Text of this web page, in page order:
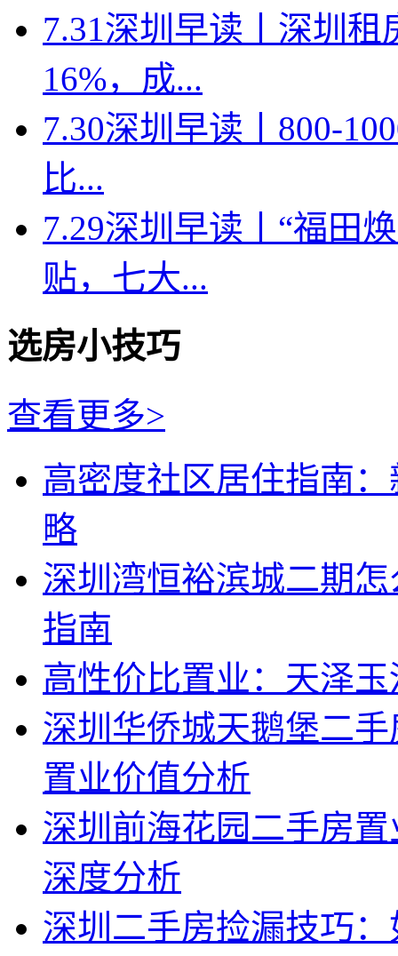
7.31深圳早读丨深圳
16%，成...
7.30深圳早读丨800-
比...
7.29深圳早读丨“福田
贴，七大...
选房小技巧
查看更多>
高密度社区居住指南
略
深圳湾恒裕滨城二期
指南
高性价比置业：天泽
深圳华侨城天鹅堡二
置业价值分析
深圳前海花园二手房
深度分析
深圳二手房捡漏技巧